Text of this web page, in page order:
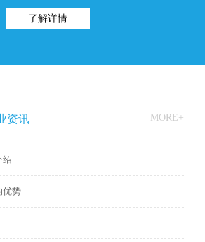
了解详情
资讯 MORE+
绍
优势